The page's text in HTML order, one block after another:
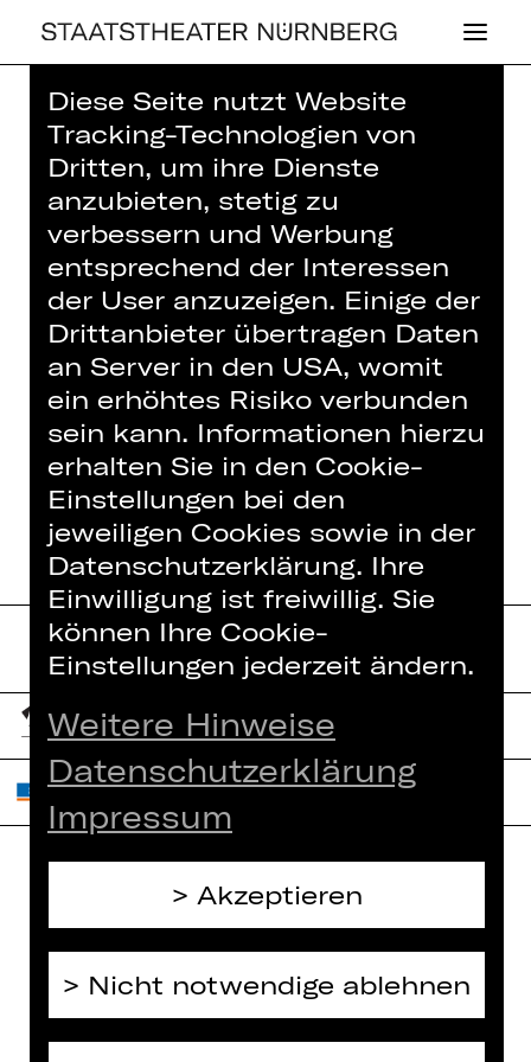
Home>Haus>Künstler*innen>
Julien Rebours
BALLETT
JULIEN RE­BOURS
Künstler*innen
Newsletter
Jobs
Interner Bereich
ZVB/L
AGB
Diese Seite nutzt Website
Tracking-Technologien von
Dritten, um ihre Dienste
anzubieten, stetig zu
verbessern und Werbung
entsprechend der Interessen
der User anzuzeigen. Einige der
Drittanbieter übertragen Daten
an Server in den USA, womit
ein erhöhtes Risiko verbunden
sein kann. Informationen hierzu
erhalten Sie in den Cookie-
Einstellungen bei den
jeweiligen Cookies sowie in der
Datenschutzerklärung. Ihre
Einwilligung ist freiwillig. Sie
können Ihre Cookie-
Einstellungen jederzeit ändern.
Weitere Hinweise
Datenschutzerklärung
Impressum
Akzeptieren
Nicht notwendige ablehnen